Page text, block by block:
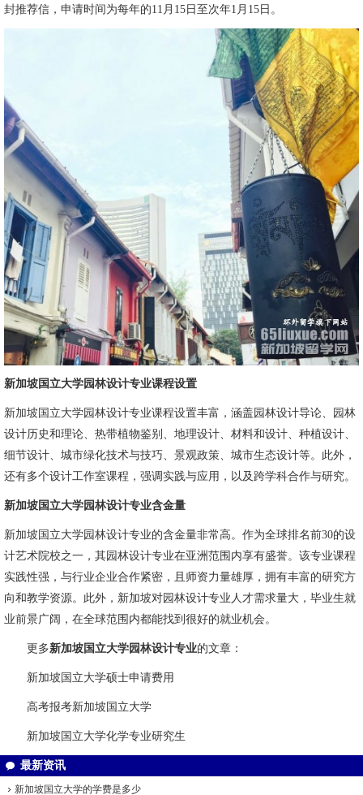
封推荐信，申请时间为每年的11月15日至次年1月15日。
新加坡国立大学园林设计专业课程设置
新加坡国立大学园林设计专业课程设置丰富，涵盖园林设计导论、园林
设计历史和理论、热带植物鉴别、地理设计、材料和设计、种植设计、
细节设计、城市绿化技术与技巧、景观政策、城市生态设计等。此外，
还有多个设计工作室课程，强调实践与应用，以及跨学科合作与研究。
新加坡国立大学园林设计专业含金量
新加坡国立大学园林设计专业的含金量非常高。作为全球排名前30的设
计艺术院校之一，其园林设计专业在亚洲范围内享有盛誉。该专业课程
实践性强，与行业企业合作紧密，且师资力量雄厚，拥有丰富的研究方
向和教学资源。此外，新加坡对园林设计专业人才需求量大，毕业生就
业前景广阔，在全球范围内都能找到很好的就业机会。
更多新加坡国立大学园林设计专业的文章：
新加坡国立大学硕士申请费用
高考报考新加坡国立大学
新加坡国立大学化学专业研究生
最新资讯
新加坡国立大学的学费是多少